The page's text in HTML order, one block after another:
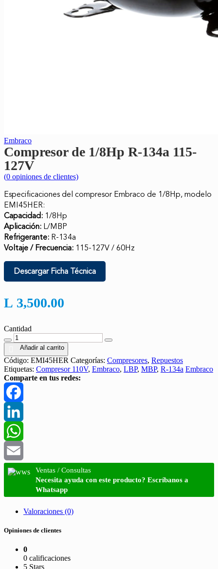
Embraco
Compresor de 1/8Hp R-134a 115-
127V
(0 opiniones de clientes)
Especificaciones del compresor Embraco de 1/8Hp, modelo
EMI45HER:
Capacidad: 1/8Hp
Aplicación: L/MBP
Refrigerante: R-134a
Voltaje / Frecuencia: 115-127V / 60Hz
Descargar Ficha Técnica
L 3,500.00
Cantidad
Añadir al carrito
Código: EMI45HER Categorías: Compresores, Repuestos
Etiquetas: Compresor 110V, Embraco, LBP, MBP, R-134a Embraco
Comparte en tus redes:
Facebook
LinkedIn
WhatsApp
Email
Ventas / Consultas
Necesita ayuda con este producto? Escríbanos a
Whatsapp
Valoraciones (0)
Opiniones de clientes
0
0 calificaciones
5 Stars